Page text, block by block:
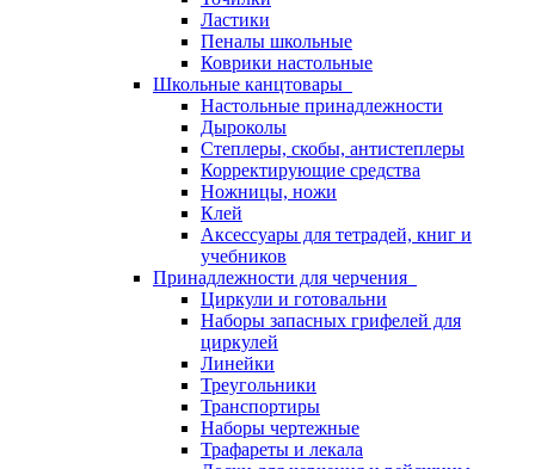
Ластики
Пеналы школьные
Коврики настольные
Школьные канцтовары
Настольные принадлежности
Дыроколы
Степлеры, скобы, антистеплеры
Корректирующие средства
Ножницы, ножи
Клей
Аксессуары для тетрадей, книг и
учебников
Принадлежности для черчения
Циркули и готовальни
Наборы запасных грифелей для
циркулей
Линейки
Треугольники
Транспортиры
Наборы чертежные
Трафареты и лекала